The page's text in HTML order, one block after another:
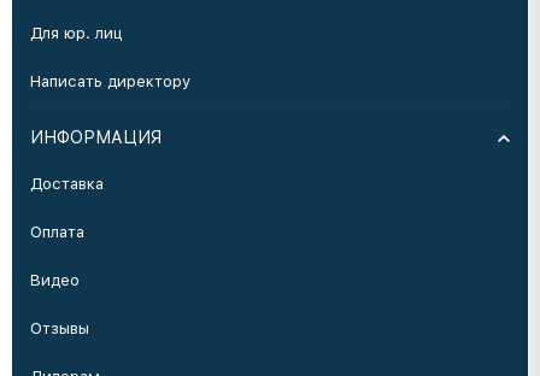
Для юр. лиц
Написать директору
ИНФОРМАЦИЯ
Доставка
Оплата
Видео
Отзывы